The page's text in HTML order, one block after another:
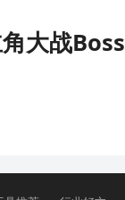
大战Boss